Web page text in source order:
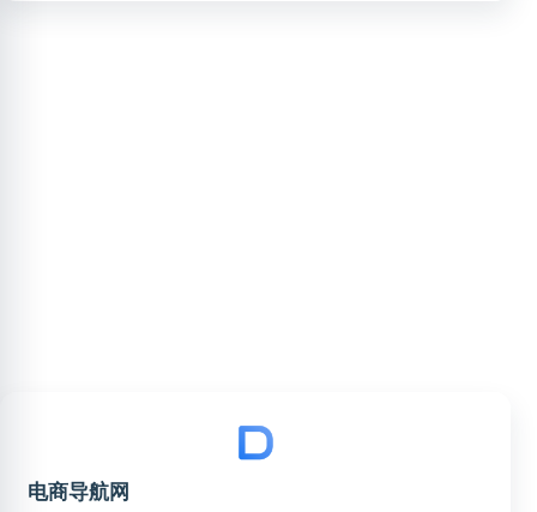
电商导航网